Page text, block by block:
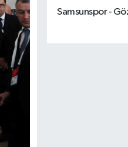
Samsunspor -